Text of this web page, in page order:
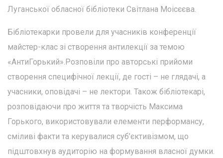
Луганської обласної бібліотеки Світлана Моісєєва.
Бібліотекарки провели для учасників конференції
майстер-клас зі створення антилекції за темою
«АнтиГорький».Розповіли про авторські прийоми
створення специфічної лекції, де гості – не глядачі, а
учасники, оповідачі – не лектори. Також бібліотекарі,
розповідаючи про життя та творчість Максима
Горького, використовували елементи перформансу,
сміливі факти та керувалися суб’єктивізмом, що
підштовхнув аудиторію на формування власної думки.